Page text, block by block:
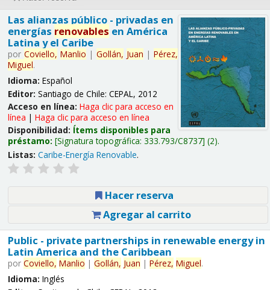
Las alianzas público - privadas en
energías renovables en América
Latina y el Caribe
por Coviello, Manlio | Gollán, Juan | Pérez,
Miguel.
Idioma: Español
Editor: Santiago de Chile: CEPAL, 2012
Acceso en línea: Haga clic para acceso en
línea | Haga clic para acceso en línea
Disponibilidad: Ítems disponibles para
préstamo: Signatura topográfica: 333.793/C8737 (2).
Listas: Caribe-Energía Renovable.
Hacer reserva
Agregar al carrito
Public - private partnerships in renewable energy in
Latin America and the Caribbean
por Coviello, Manlio | Gollán, Juan | Pérez, Miguel.
Idioma: Inglés